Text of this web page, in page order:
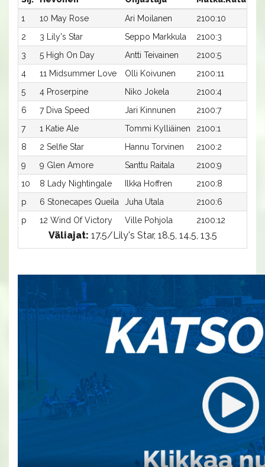
1
10 May Rose Ari Moilanen 2100:10
2
3 Lily's Star Seppo Markkula 2100:3
3
5 High On Day Antti Teivainen 2100:5
4
11 Midsummer Love Olli Koivunen 2100:11
5
4 Proserpine Niko Jokela 2100:4
6
7 Diva Speed Jari Kinnunen 2100:7
7
1 Katie Ale Tommi Kylliäinen 2100:1
8
2 Selfie Star Hannu Torvinen 2100:2
9
9 Glen Amore Santtu Raitala 2100:9
10
8 Lady Nightingale Ilkka Hoffren 2100:8
p
6 Stonecapes Queila Juha Utala 2100:6
p
12 Wind Of Victory Ville Pohjola 2100:12
Väliajat: 17.5/Lily's Star, 18.5, 14.5, 13.5